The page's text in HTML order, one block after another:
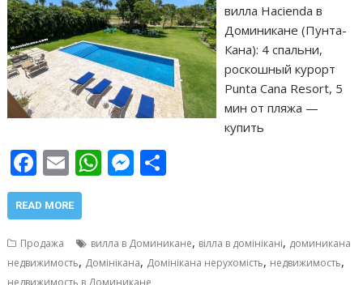
вилла Hacienda в
Доминикане (Пунта-
Кана): 4 спальни,
роскошный курорт
Punta Cana Resort, 5
мин от пляжа —
купить
F
ac
e
b
o
E
m
ai
W
s
A
M
e
n
р
а
READ MORE
Продажа вилла в Доминикане, вілла в домінікані, доминикана
недвижимость, Домінікана, Домінікана нерухомість, недвижимость,
недвижимость в Доминикане